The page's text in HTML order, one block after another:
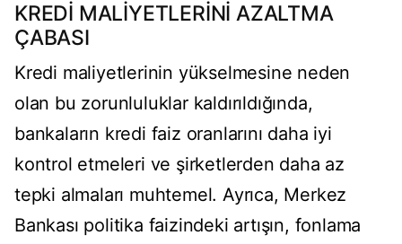
KREDİ MALİYETLERİNİ AZALTMA
ÇABASI
Kredi maliyetlerinin yükselmesine neden
olan bu zorunluluklar kaldırıldığında,
bankaların kredi faiz oranlarını daha iyi
kontrol etmeleri ve şirketlerden daha az
tepki almaları muhtemel. Ayrıca, Merkez
Bankası politika faizindeki artışın, fonlama